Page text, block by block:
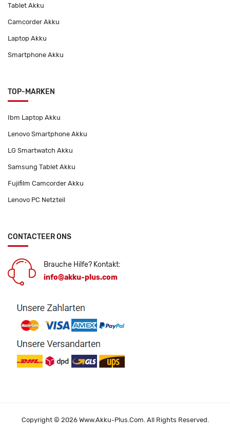
Tablet Akku
Camcorder Akku
Laptop Akku
Smartphone Akku
TOP-MARKEN
Ibm Laptop Akku
Lenovo Smartphone Akku
LG Smartwatch Akku
Samsung Tablet Akku
Fujifilm Camcorder Akku
Lenovo PC Netzteil
CONTACTEER ONS
Brauche Hilfe? Kontakt:
info@akku-plus.com
Copyright © 2026 Www.akku-Plus.com. All Rights Reserved.